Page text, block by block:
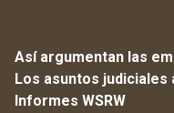
Así argumentan las
Los asuntos judiciales
Informes WSRW